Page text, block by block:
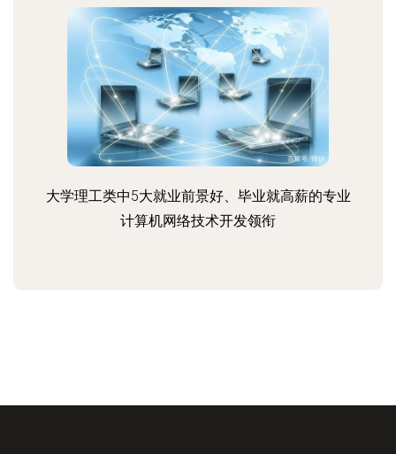
大学理工类中5大就业前景好、毕业就高薪的专业
计算机网络技术开发领衔